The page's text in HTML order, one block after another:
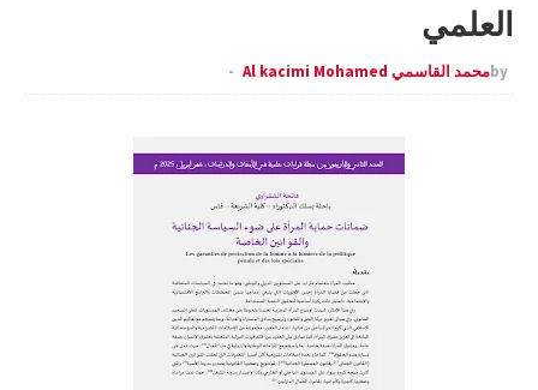
العلمي
byمحمد القاسمي Al kacimi Mohamed